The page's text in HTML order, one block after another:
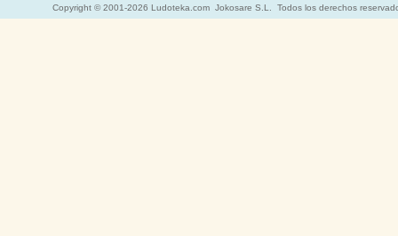
Copyright © 2001-2026 Ludoteka.com Jokosare S.L. Todos los derechos